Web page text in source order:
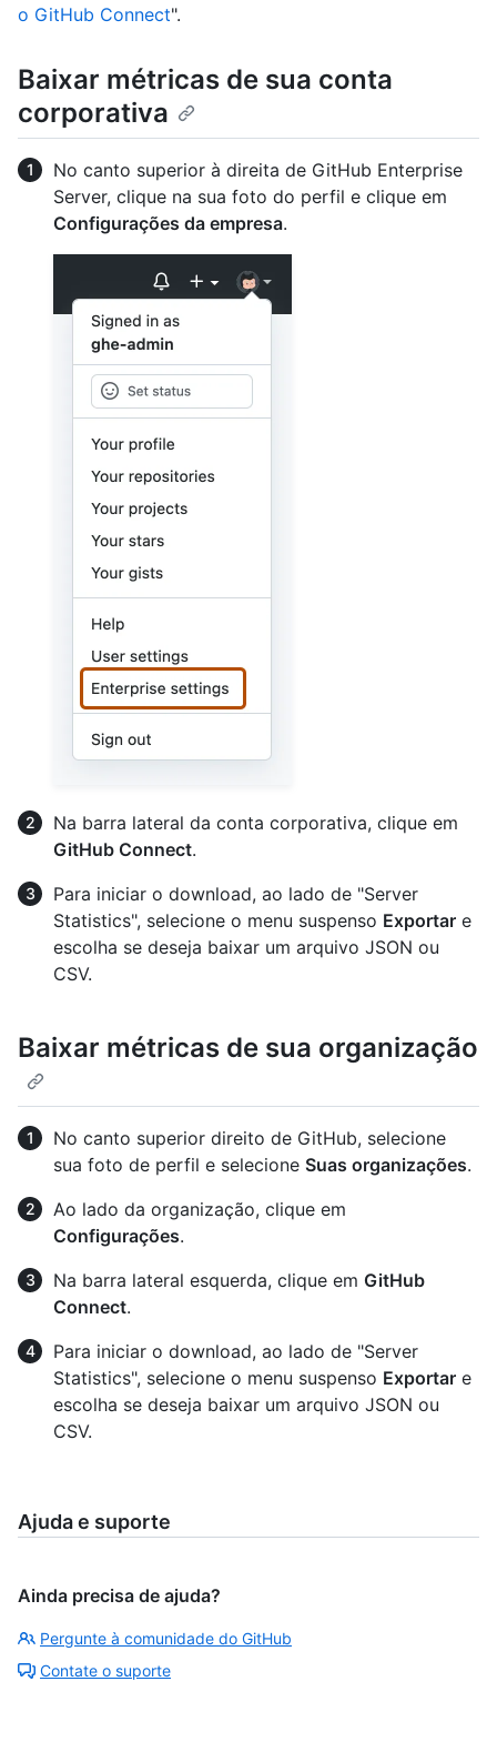
o GitHub Connect".
Baixar métricas de sua conta
corporativa
No canto superior à direita de GitHub Enterprise
Server, clique na sua foto do perfil e clique em
Configurações da empresa.
Na barra lateral da conta corporativa, clique em
GitHub Connect.
Para iniciar o download, ao lado de "Server
Statistics", selecione o menu suspenso Exportar e
escolha se deseja baixar um arquivo JSON ou
CSV.
Baixar métricas de sua organização
No canto superior direito de GitHub, selecione
sua foto de perfil e selecione Suas organizações.
Ao lado da organização, clique em
Configurações.
Na barra lateral esquerda, clique em GitHub
Connect.
Para iniciar o download, ao lado de "Server
Statistics", selecione o menu suspenso Exportar e
escolha se deseja baixar um arquivo JSON ou
CSV.
Ajuda e suporte
Ainda precisa de ajuda?
Pergunte à comunidade do GitHub
Contate o suporte